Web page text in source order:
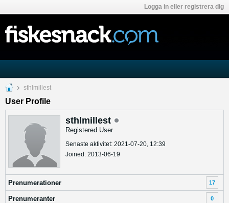
Logga in eller registrera dig
sthlmillest
User Profile
sthlmillest
Registered User
Senaste aktivitet: 2021-07-20, 12:39
Joined: 2013-06-19
Prenumerationer 17
Prenumeranter 0